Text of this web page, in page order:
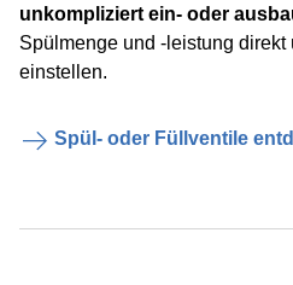
unkompliziert ein- oder
Spülmenge und -leistung direkt
einstellen.
Spül- oder Füllventile